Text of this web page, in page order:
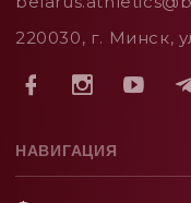
220030, г. Минск,
НАВИГАЦИЯ